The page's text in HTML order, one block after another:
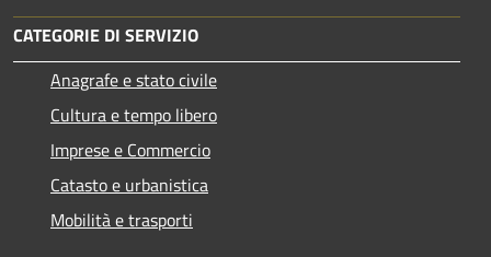
CATEGORIE DI SERVIZIO
Anagrafe e stato civile
Cultura e tempo libero
Imprese e Commercio
Catasto e urbanistica
Mobilità e trasporti